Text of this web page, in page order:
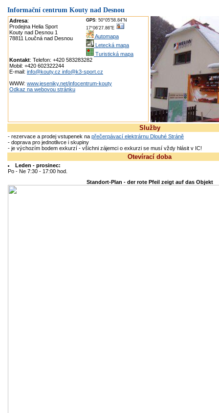
Informační centrum Kouty nad Desnou
Adresa:
Prodejna Helia Sport
Kouty nad Desnou 1
78811 Loučná nad Desnou
GPS: 50°05'58.84"N
17°06'27.86"E
Automapa
Letecká mapa
Turistická mapa
Kontakt: Telefon: +420 583283282
Mobil: +420 602322244
E-mail: info@kouty.cz info@k3-sport.cz
WWW: www.jeseniky.net/infocentrum-kouty
Odkaz na webovou stránku
Služby
- rezervace a prodej vstupenek na přečerpávací elektrárnu Dlouhé Stráně
- doprava pro jednotlivce i skupiny
- je výchozím bodem exkurzí - všichni zájemci o exkurzi se musí vždy hlásit v IC!
Otevírací doba
Leden - prosinec:
Po - Ne 7:30 - 17:00 hod.
Standort-Plan - der rote Pfeil zeigt auf das Objekt